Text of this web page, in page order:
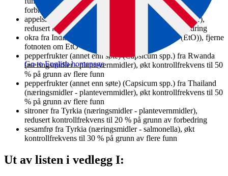
Go to English homepage
forbrukerpakninger
appelsiner fra Egypt (næringsmidler - plantevernmidler),
redusert kontrollfrekvens til 10 % på grunn av forbedring
okra fra India (næringsmidler - plantevernmidler (EtO)), fjerne
fotnoten om EtO
pepperfrukter (annet enn søte) (Capsicum spp.) fra Rwanda
(næringsmidler - plantevernmidler), økt kontrollfrekvens til 50
% på grunn av flere funn
pepperfrukter (annet enn søte) (Capsicum spp.) fra Thailand
(næringsmidler - plantevernmidler), økt kontrollfrekvens til 50
% på grunn av flere funn
sitroner fra Tyrkia (næringsmidler - plantevernmidler),
redusert kontrollfrekvens til 20 % på grunn av forbedring
sesamfrø fra Tyrkia (næringsmidler - salmonella), økt
kontrollfrekvens til 30 % på grunn av flere funn
Ut av listen i vedlegg I: